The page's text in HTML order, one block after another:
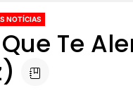
NOTÍCIAS
Te